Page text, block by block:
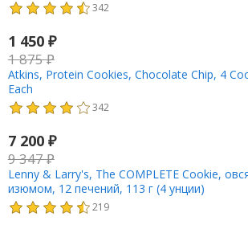
342
1 450 ₽
1 875₽
Atkins, Protein Cookies, Chocolate Chip, 4
Each
342
7 200 ₽
9 347₽
Lenny & Larry's, The COMPLETE Cookie,
изюмом, 12 печений, 113 г (4 унции)
219